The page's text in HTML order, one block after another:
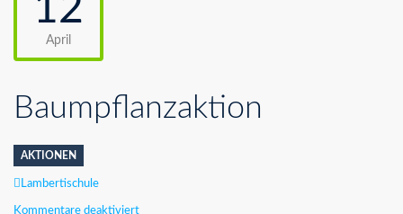
12
April
Baumpflanzaktion
AKTIONEN
Author
Lambertischule
Kommentare deaktiviertfür